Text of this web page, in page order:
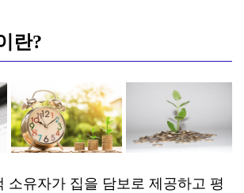
란?
소유자가 집을 담보로 제공하고 평